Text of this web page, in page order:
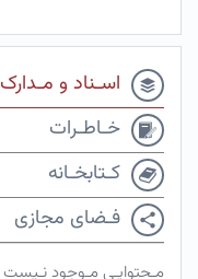
اسـناد و مـدارک
خـاطـرات
کـتابخـانه
فـضای مجازی
مـحتوایـی مـوجود نـیست